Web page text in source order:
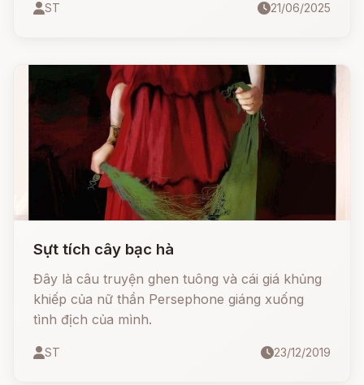
hạnh phúc và bài học nhân quả thấm thía.
ST 21/06/2025
Sựt tích cây bạc hà
Đây là câu truyện ghen tuông và cái giá khủng
khiếp của nữ thần Persephone giáng xuống
tình địch của mình.
ST 23/12/2019